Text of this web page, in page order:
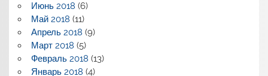
Июнь 2018 (6)
Май 2018 (11)
Апрель 2018 (9)
Март 2018 (5)
Февраль 2018 (13)
Январь 2018 (4)